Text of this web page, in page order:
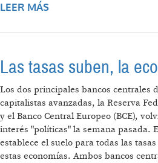
LEER MÁS
Las tasas suben, la
Los dos principales bancos centrales
capitalistas avanzadas, la Reserva
y el Banco Central Europeo (BCE),
interés "políticas" la semana pasada.
establece el suelo para todas las
estas economías. Ambos bancos